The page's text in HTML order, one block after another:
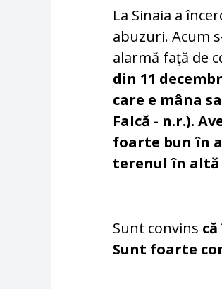
La Sinaia a
abuzuri. Acum
alarmă faţă de
din 11
care e mâna
Falcă - n.r.).
foarte bun în
terenul în
Sunt convins
Sunt foarte